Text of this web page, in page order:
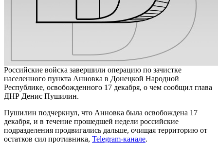
Российские войска завершили операцию по зачистке
населенного пункта Анновка в Донецкой Народной
Республике, освобожденного 17 декабря, о чем сообщил глава
ДНР Денис Пушилин.
Пушилин подчеркнул, что Анновка была освобождена 17
декабря, и в течение прошедшей недели российские
подразделения продвигались дальше, очищая территорию от
остатков сил противника, Telegram-канале.